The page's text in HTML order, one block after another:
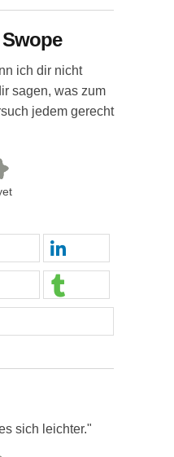
ich dir nicht
sagen, was zum
jedem gerecht
sich leichter."